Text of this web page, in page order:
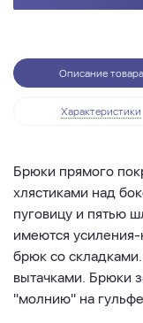
Описание товара
Характеристики
Брюки прямого
хлястиками над
пуговицу и пятью
имеются
брюк со
вытачками. Брюки
"молнию" на